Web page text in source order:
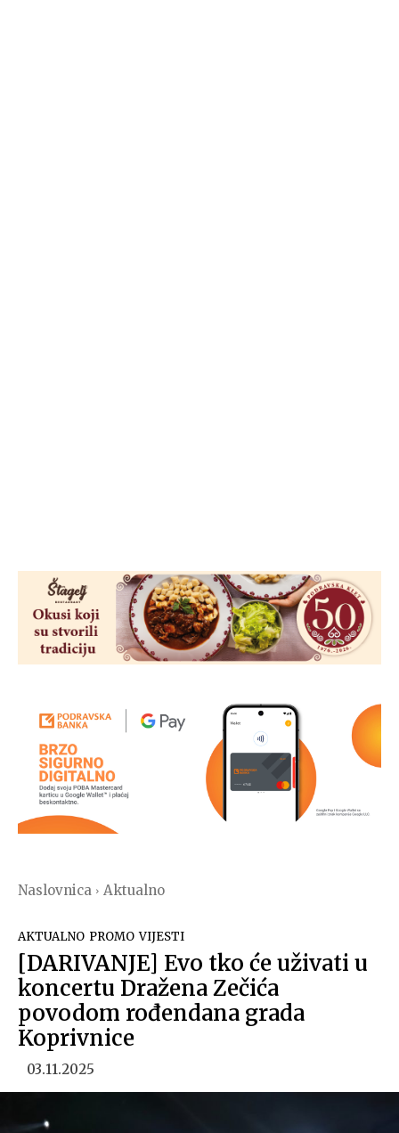
Naslovnica Aktualno
AKTUALNO PROMO VIJESTI
[DARIVANJE] Evo tko će uživati u
koncertu Dražena Zečića
povodom rođendana grada
Koprivnice
03.11.2025